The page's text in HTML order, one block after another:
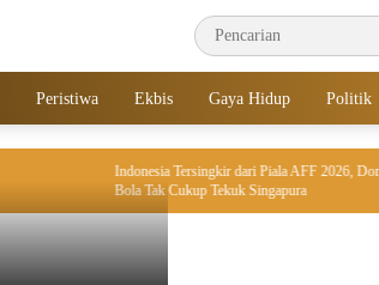
Peristiwa Ekbis Gaya Hidup Politik
Indonesia Tersingkir dari Piala AFF 2026, Dominasi
Bola Tak Cukup Tekuk Singapura